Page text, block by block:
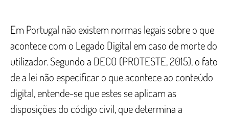
Em Portugal não existem normas legais sobre o que
acontece com o Legado Digital em caso de morte do
utilizador. Segundo a DECO (PROTESTE, 2015), o fato
de a lei não especificar o que acontece ao conteúdo
digital, entende-se que estes se aplicam as
disposições do código civil, que determina a